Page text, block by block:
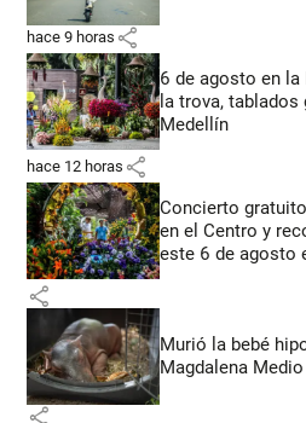
hace 9 horas share
6 de agosto en la
la trova,
Medellín
hace 12 horas share
Concierto
en el Centro y
este 6 de agosto
share
Murió la bebé
Magdalena Medio
share